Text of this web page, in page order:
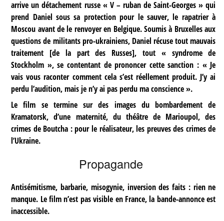
arrive un détachement russe « V – ruban de Saint-Georges » qui
prend Daniel sous sa protection pour le sauver, le rapatrier à
Moscou avant de le renvoyer en Belgique. Soumis à Bruxelles aux
questions de militants pro-ukrainiens, Daniel récuse tout mauvais
traitement [de la part des Russes], tout « syndrome de
Stockholm », se contentant de prononcer cette sanction : « Je
vais vous raconter comment cela s’est réellement produit. J’y ai
perdu l’audition, mais je n’y ai pas perdu ma conscience ».
Le film se termine sur des images du bombardement de
Kramatorsk, d’une maternité, du théâtre de Marioupol, des
crimes de Boutcha : pour le réalisateur, les preuves des crimes de
l’Ukraine.
Propagande
Antisémitisme, barbarie, misogynie, inversion des faits : rien ne
manque. Le film n’est pas visible en France, la bande-annonce est
inaccessible.